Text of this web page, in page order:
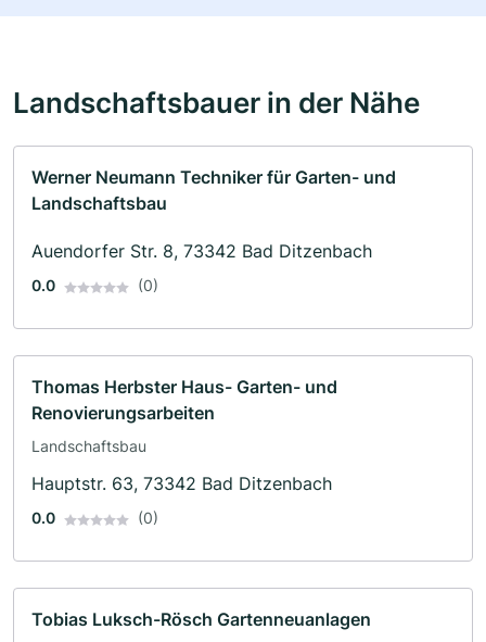
Landschaftsbauer in der Nähe
Werner Neumann Techniker für Garten- und
Landschaftsbau
Auendorfer Str. 8, 73342 Bad Ditzenbach
0.0 (0)
Thomas Herbster Haus- Garten- und
Renovierungsarbeiten
Landschaftsbau
Hauptstr. 63, 73342 Bad Ditzenbach
0.0 (0)
Tobias Luksch-Rösch Gartenneuanlagen